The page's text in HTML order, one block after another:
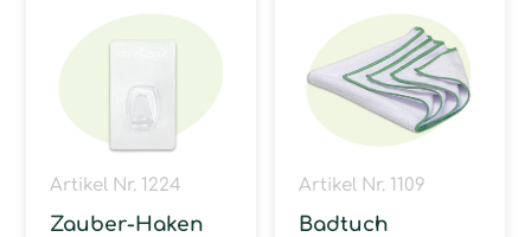
Artikel Nr. 1224
Zauber-Haken
Artikel Nr. 1109
Badtuch